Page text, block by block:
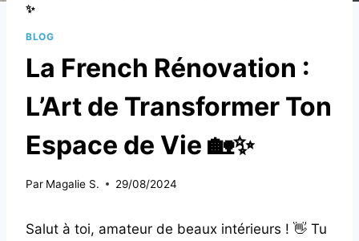
✨
BLOG
La French Rénovation :
L’Art de Transformer Ton
Espace de Vie 🏡✨
Par Magalie S. 29/08/2024
Salut à toi, amateur de beaux intérieurs ! 👋 Tu